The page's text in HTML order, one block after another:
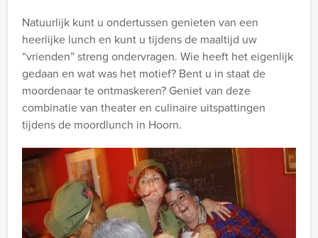
Natuurlijk kunt u ondertussen genieten van een
heerlijke lunch en kunt u tijdens de maaltijd uw
“vrienden” streng ondervragen. Wie heeft het eigenlijk
gedaan en wat was het motief? Bent u in staat de
moordenaar te ontmaskeren? Geniet van deze
combinatie van theater en culinaire uitspattingen
tijdens de moordlunch in Hoorn.